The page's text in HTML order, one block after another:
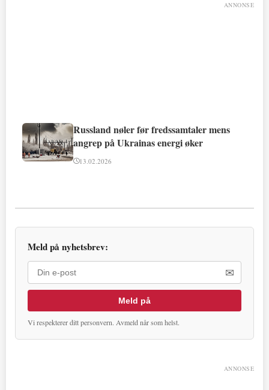
ANNONSE
Russland nøler før fredssamtaler mens
angrep på Ukrainas energi øker
13.02.2026
Meld på nyhetsbrev:
✉
Meld på
Vi respekterer ditt personvern. Avmeld når som helst.
ANNONSE